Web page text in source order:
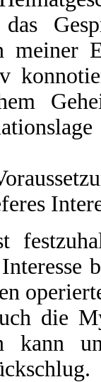
das
meiner
die
kann